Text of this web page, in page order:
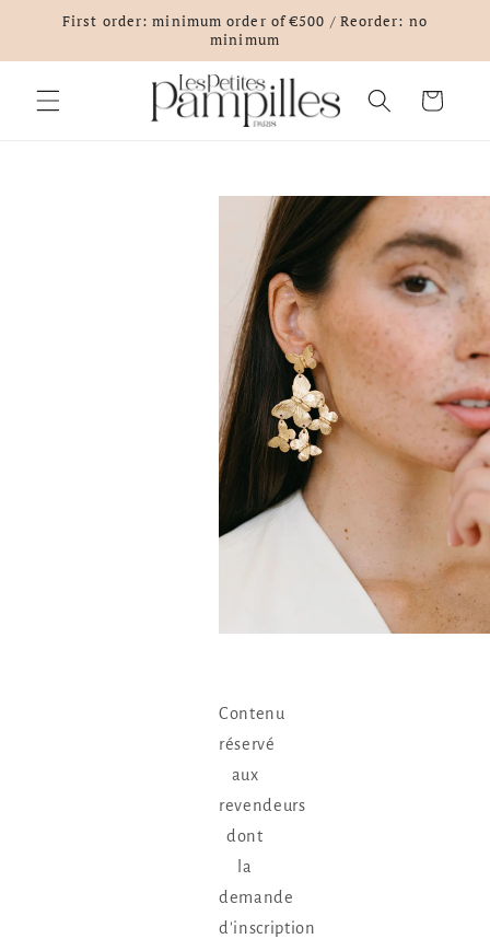
Skip to
First order: minimum order of €500 / Reorder: no
minimum
Cart
Contenu
réservé
aux
revendeurs
dont
la
demande
d'inscription